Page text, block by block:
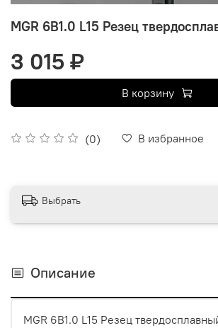
MGR 6B1.0 L15 Резец
(0) В избранное
3 015 ₽
В корзину
Выбрать
Описание
MGR 6B1.0 L15 Резец